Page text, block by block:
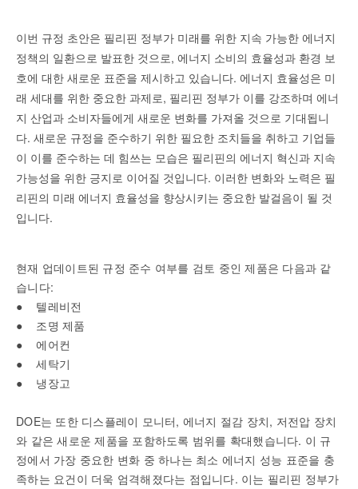
이번 규정 초안은 필리핀 정부가 미래를 위한 지속 가능한 에너지
정책의 일환으로 발표한 것으로, 에너지 소비의 효율성과 환경 보
호에 대한 새로운 표준을 제시하고 있습니다. 에너지 효율성은 미
래 세대를 위한 중요한 과제로, 필리핀 정부가 이를 강조하며 에너
지 산업과 소비자들에게 새로운 변화를 가져올 것으로 기대됩니
다. 새로운 규정을 준수하기 위한 필요한 조치들을 취하고 기업들
이 이를 준수하는 데 힘쓰는 모습은 필리핀의 에너지 혁신과 지속
가능성을 위한 긍지로 이어질 것입니다. 이러한 변화와 노력은 필
리핀의 미래 에너지 효율성을 향상시키는 중요한 발걸음이 될 것
입니다.
현재 업데이트된 규정 준수 여부를 검토 중인 제품은 다음과 같
습니다:
● 텔레비전
● 조명 제품
● 에어컨
● 세탁기
● 냉장고
DOE는 또한 디스플레이 모니터, 에너지 절감 장치, 저전압 장치
와 같은 새로운 제품을 포함하도록 범위를 확대했습니다. 이 규
정에서 가장 중요한 변화 중 하나는 최소 에너지 성능 표준을 충
족하는 요건이 더욱 엄격해졌다는 점입니다. 이는 필리핀 정부가